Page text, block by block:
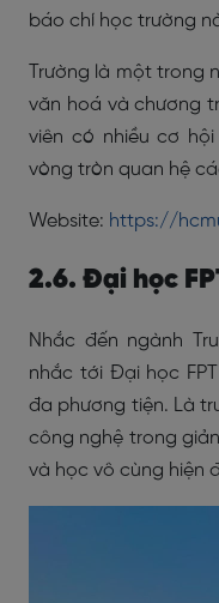
báo chí học trường
Trường là một trong
văn hoá và chương
viên có nhiều cơ
vòng tròn quan hệ
Website: https://
2.6. Đại học
Nhắc đến ngành
nhắc tới Đại học
đa phương tiện. Là
công nghệ trong
và học vô cùng hiện